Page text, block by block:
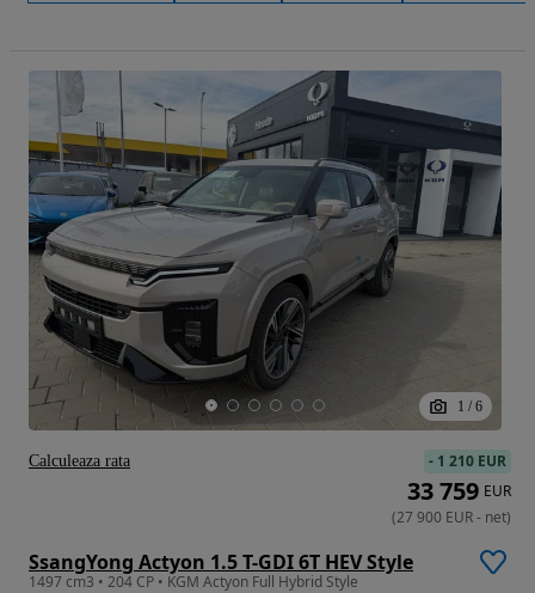
1 / 6
SsangYong Actyon 1.5 T-GDI 6T HEV Style
1497 cm3 • 204 CP • KGM Actyon Full Hybrid Style
- 1 210 EUR
33 759 EUR
(27 900 EUR- net)
Calculeaza rata